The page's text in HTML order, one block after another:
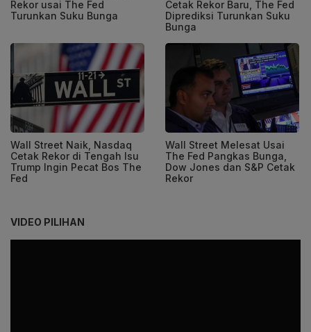
Rekor usai The Fed
Turunkan Suku Bunga
Cetak Rekor Baru, The Fed
Diprediksi Turunkan Suku
Bunga
Wall Street Naik, Nasdaq
Cetak Rekor di Tengah Isu
Trump Ingin Pecat Bos The
Fed
Wall Street Melesat Usai
The Fed Pangkas Bunga,
Dow Jones dan S&P Cetak
Rekor
VIDEO PILIHAN